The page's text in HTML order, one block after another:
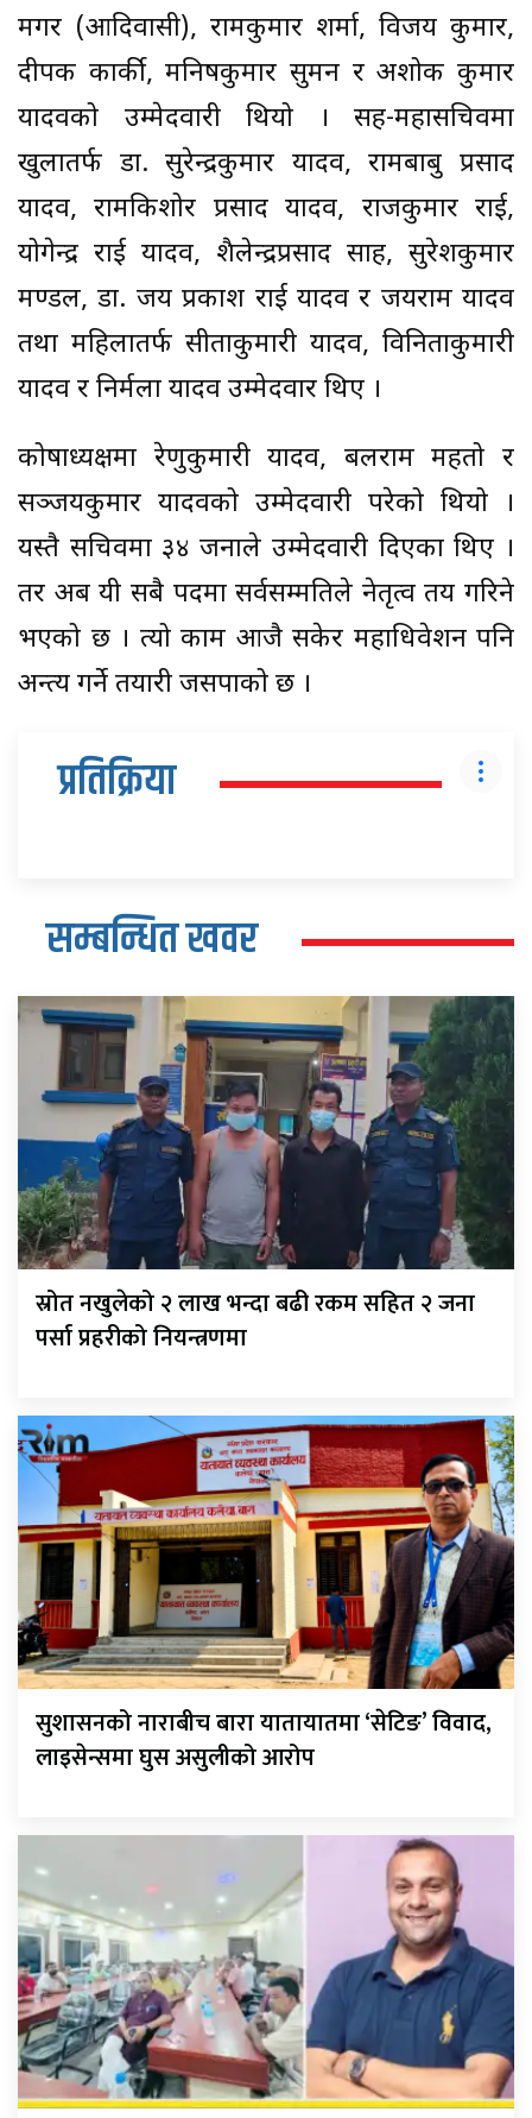
मगर (आदिवासी), रामकुमार शर्मा, विजय कुमार,
दीपक कार्की, मनिषकुमार सुमन र अशोक कुमार
यादवको उम्मेदवारी थियो । सह-महासचिवमा
खुलातर्फ डा. सुरेन्द्रकुमार यादव, रामबाबु प्रसाद
यादव, रामकिशोर प्रसाद यादव, राजकुमार राई,
योगेन्द्र राई यादव, शैलेन्द्रप्रसाद साह, सुरेशकुमार
मण्डल, डा. जय प्रकाश राई यादव र जयराम यादव
तथा महिलातर्फ सीताकुमारी यादव, विनिताकुमारी
यादव र निर्मला यादव उम्मेदवार थिए ।
कोषाध्यक्षमा रेणुकुमारी यादव, बलराम महतो र
सञ्जयकुमार यादवको उम्मेदवारी परेको थियो ।
यस्तै सचिवमा ३४ जनाले उम्मेदवारी दिएका थिए ।
तर अब यी सबै पदमा सर्वसम्मतिले नेतृत्व तय गरिने
भएको छ । त्यो काम आजै सकेर महाधिवेशन पनि
अन्त्य गर्ने तयारी जसपाको छ ।
प्रतिक्रिया
सम्बन्धित खवर
स्रोत नखुलेको २ लाख भन्दा बढी रकम सहित २ जना
पर्सा प्रहरीको नियन्त्रणमा
सुशासनको नाराबीच बारा यातायातमा ‘सेटिङ’ विवाद,
लाइसेन्समा घुस असुलीको आरोप